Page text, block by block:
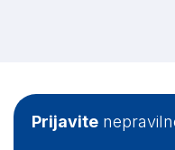
Prijavite